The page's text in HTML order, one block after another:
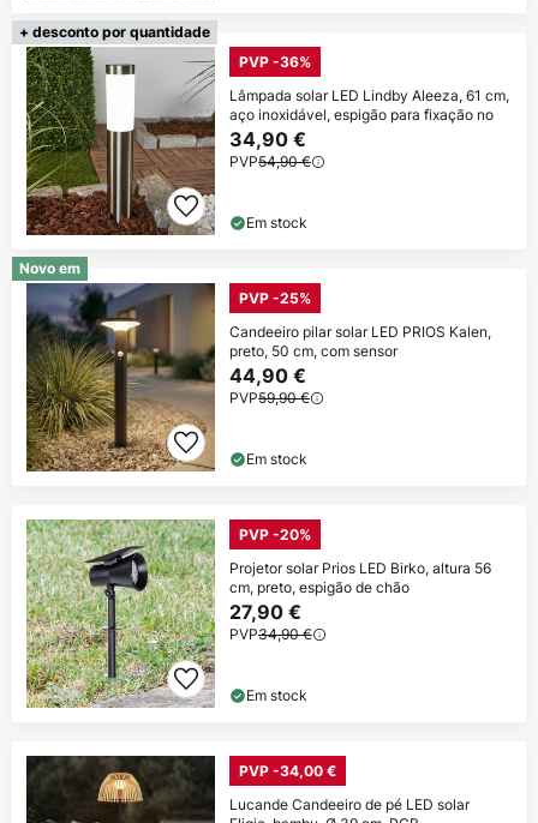
+ desconto por quantidade
PVP -36%
Lâmpada solar LED Lindby Aleeza, 61 cm,
aço inoxidável, espigão para fixação no
34,90 €
PVP54,90 €
Em stock
Novo em
PVP -25%
Candeeiro pilar solar LED PRIOS Kalen,
preto, 50 cm, com sensor
44,90 €
PVP59,90 €
Em stock
PVP -20%
Projetor solar Prios LED Birko, altura 56
cm, preto, espigão de chão
27,90 €
PVP34,90 €
Em stock
PVP -34,00 €
Lucande Candeeiro de pé LED solar